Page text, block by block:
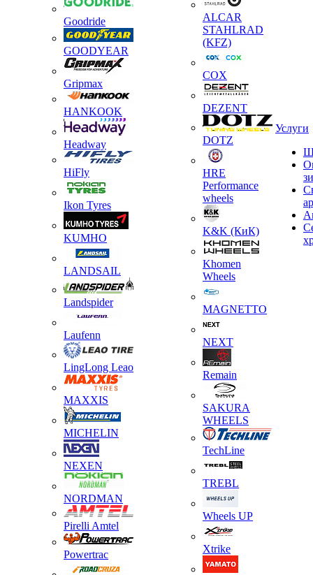
Goodride
GOODYEAR
Gripmax
HANKOOK
Headway
HiFly
Ikon Tyres
KUMHO
LANDSAIL
Landspider
Laufenn
LingLong Leao
MAXXIS
MICHELIN
NEXEN
NORDMAN
Pirelli Amtel
Powertrac
ALCAR
STAHLRAD
(KFZ)
COX
DEZENT
DOTZ
HRE
Performance
wheels
K&K (КиК)
Khomen
Wheels
MAGNETTO
NEXT
Remain
SAKURA
WHEELS
TechLine
TREBL
Wheels UP
Xtrike
Услуги